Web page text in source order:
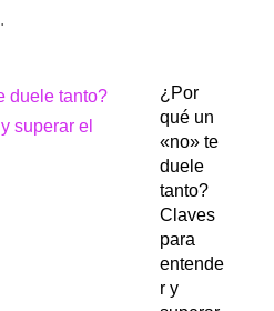
¿Por
qué un
«no» te
duele
tanto?
Claves
para
entende
r y